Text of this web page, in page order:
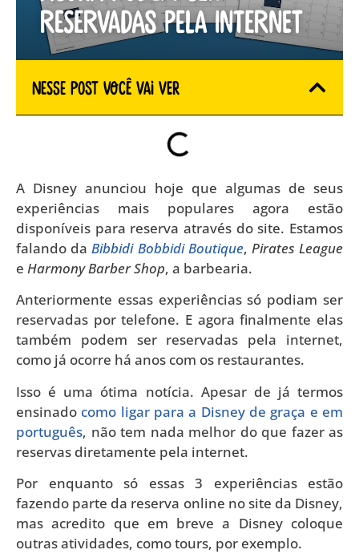
reservadas pela internet
Nesse Post você vai ver
A Disney anunciou hoje que algumas de seus
experiências mais populares agora estão
disponíveis para reserva através do site. Estamos
falando daBibbidi Bobbidi Boutique, Pirates League
e Harmony Barber Shop, a barbearia.
Anteriormente essas experiências só podiam ser
reservadas por telefone. E agora finalmente elas
também podem ser reservadas pela internet,
como já ocorre há anos com os restaurantes.
Isso é uma ótima notícia. Apesar de já termos
ensinado como ligar para a Disney de graça e em
português, não tem nada melhor do que fazer as
reservas diretamente pela internet.
Por enquanto só essas 3 experiências estão
fazendo parte da reserva online no site da Disney,
mas acredito que em breve a Disney coloque
outras atividades, como tours, por exemplo.